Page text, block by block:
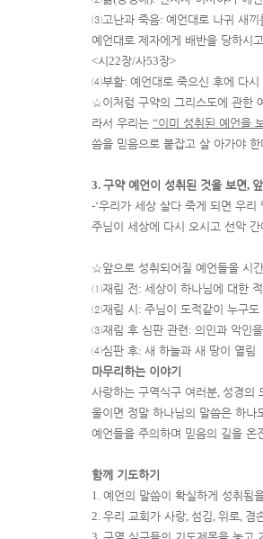
③고난과 죽음: 예언대로 나귀 새
예언대로 제자에게 배반을 당하시
<시 22장/사53장>
④부활: 예언대로 죽으신 후에 다시
☆이처럼 구약의 그리스도에 관한
라서 우리는 “이미 성취된 예언을
씀을 믿음으로 붙잡고 살 아가야 한
3. 구약 예언이 성취된 것을 보면,
-‘우리가 세상 살다 죽게 되면 우리
주님이 세상에 다시 오시고 선악
☆앞으로 성취되어질 예언들을 시
①재림 전: 세상이 하나님에 대한
②재림 시 : 주님이 도적같이 누구
③재림 후 심판 관련: 의인과 악인
④심판 후: 새 하늘과 새 땅이 열림
마무리하는 이야기
사랑하는 구역식구 여러분, 성경의
울이면 정말 하나님의 말씀은 하나
예언들을 주의하며 믿음의 길을 온
함께 기도하기
1. 예언의 말씀이 확실하게 성취됨
2. 우리 교회가 사랑, 섬김, 위로, 겸